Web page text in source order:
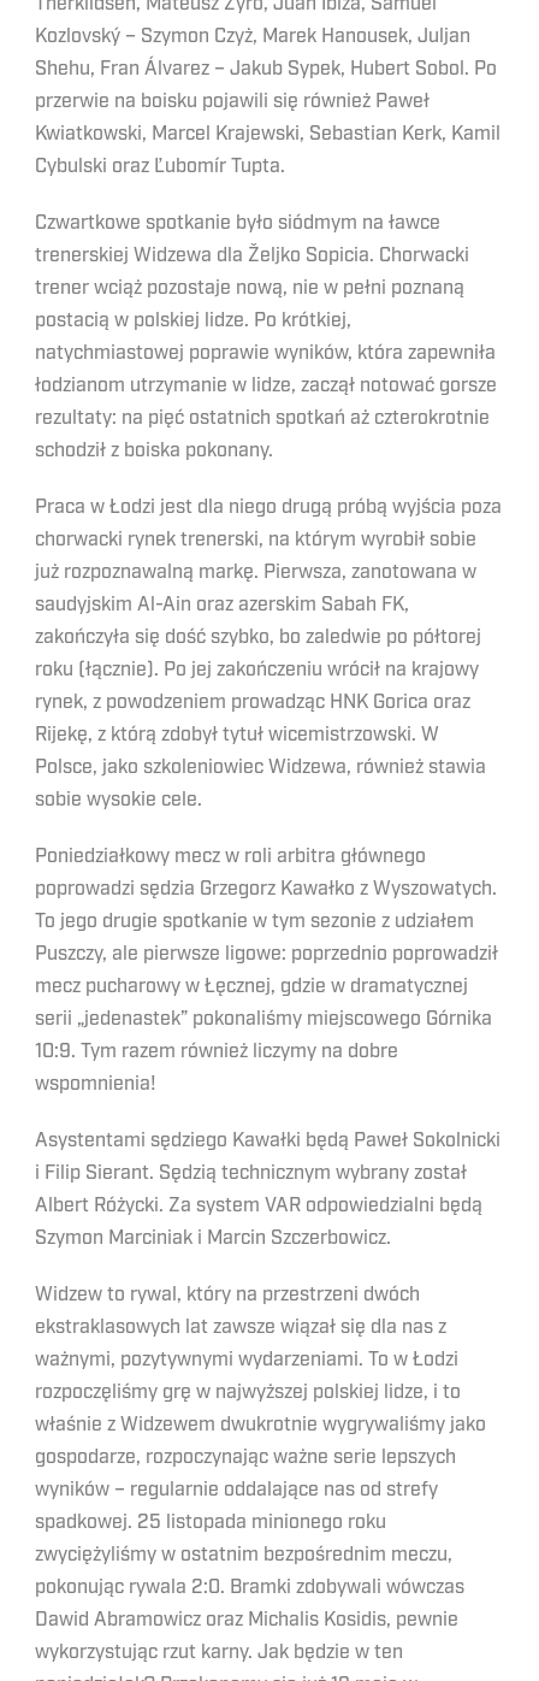
Kozlovský – Szymon Czyż, Marek Hanousek, Juljan
Shehu, Fran Álvarez – Jakub Sypek, Hubert Sobol. Po
przerwie na boisku pojawili się również Paweł
Kwiatkowski, Marcel Krajewski, Sebastian Kerk, Kamil
Cybulski oraz Ľubomír Tupta.
Czwartkowe spotkanie było siódmym na ławce
trenerskiej Widzewa dla Željko Sopicia. Chorwacki
trener wciąż pozostaje nową, nie w pełni poznaną
postacią w polskiej lidze. Po krótkiej,
natychmiastowej poprawie wyników, która zapewniła
łodzianom utrzymanie w lidze, zaczął notować gorsze
rezultaty: na pięć ostatnich spotkań aż czterokrotnie
schodził z boiska pokonany.
Praca w Łodzi jest dla niego drugą próbą wyjścia poza
chorwacki rynek trenerski, na którym wyrobił sobie
już rozpoznawalną markę. Pierwsza, zanotowana w
saudyjskim Al-Ain oraz azerskim Sabah FK,
zakończyła się dość szybko, bo zaledwie po półtorej
roku (łącznie). Po jej zakończeniu wrócił na krajowy
rynek, z powodzeniem prowadząc HNK Gorica oraz
Rijekę, z którą zdobył tytuł wicemistrzowski. W
Polsce, jako szkoleniowiec Widzewa, również stawia
sobie wysokie cele.
Poniedziałkowy mecz w roli arbitra głównego
poprowadzi sędzia Grzegorz Kawałko z Wyszowatych.
To jego drugie spotkanie w tym sezonie z udziałem
Puszczy, ale pierwsze ligowe: poprzednio poprowadził
mecz pucharowy w Łęcznej, gdzie w dramatycznej
serii „jedenastek” pokonaliśmy miejscowego Górnika
10:9. Tym razem również liczymy na dobre
wspomnienia!
Asystentami sędziego Kawałki będą Paweł Sokolnicki
i Filip Sierant. Sędzią technicznym wybrany został
Albert Różycki. Za system VAR odpowiedzialni będą
Szymon Marciniak i Marcin Szczerbowicz.
Widzew to rywal, który na przestrzeni dwóch
ekstraklasowych lat zawsze wiązał się dla nas z
ważnymi, pozytywnymi wydarzeniami. To w Łodzi
rozpoczęliśmy grę w najwyższej polskiej lidze, i to
właśnie z Widzewem dwukrotnie wygrywaliśmy jako
gospodarze, rozpoczynając ważne serie lepszych
wyników – regularnie oddalające nas od strefy
spadkowej. 25 listopada minionego roku
zwyciężyliśmy w ostatnim bezpośrednim meczu,
pokonując rywala 2:0. Bramki zdobywali wówczas
Dawid Abramowicz oraz Michalis Kosidis, pewnie
wykorzystując rzut karny. Jak będzie w ten